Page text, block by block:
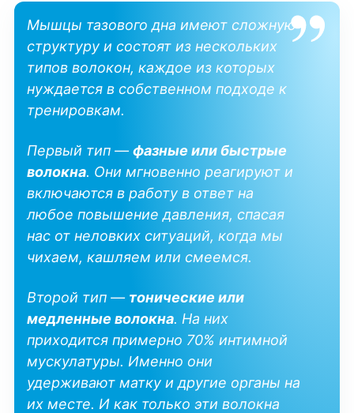
Мышцы тазового дна имеют сложную
структуру и состоят из нескольких
типов волокон, каждое из которых
нуждается в собственном подходе к
тренировкам.
Первый тип — фазные или быстрые
волокна. Они мгновенно реагируют и
включаются в работу в ответ на
любое повышение давления, спасая
нас от неловких ситуаций, когда мы
чихаем, кашляем или смеемся.
Второй тип — тонические или
медленные волокна. На них
приходится примерно 70% интимной
мускулатуры. Именно они
удерживают матку и другие органы на
их месте. И как только эти волокна